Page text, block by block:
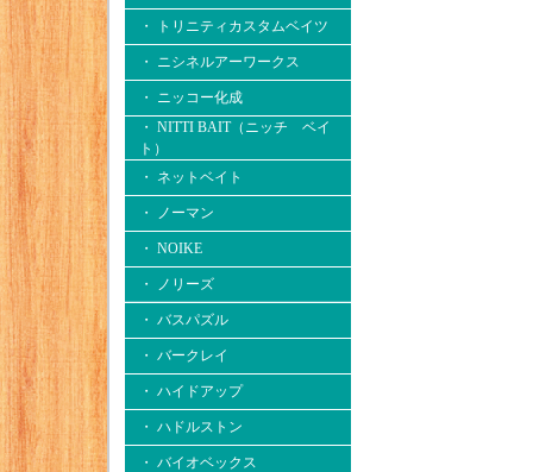
・ トリニティカスタムベイツ
・ ニシネルアーワークス
・ ニッコー化成
・ NITTI BAIT（ニッチ ベイ
ト）
・ ネットベイト
・ ノーマン
・ NOIKE
・ ノリーズ
・ バスパズル
・ バークレイ
・ ハイドアップ
・ ハドルストン
・ バイオベックス